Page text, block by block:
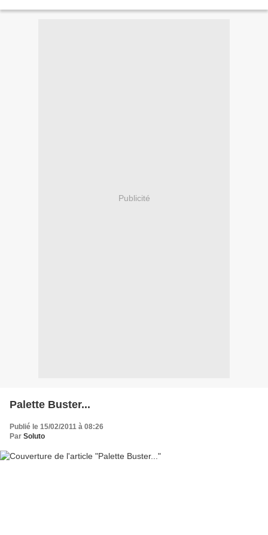
Publicité
Palette Buster...
Publié le 15/02/2011 à 08:26
Par Soluto